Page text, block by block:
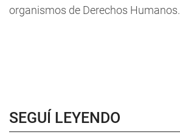
organismos de Derechos Humanos.
SEGUÍ LEYENDO